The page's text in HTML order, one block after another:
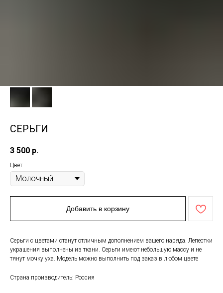
СЕРЬГИ
3 500 р.
Цвет
Добавить в корзину
Серьги с цветами станут отличным дополнением вашего наряда. Лепестки
украшения выполнены из ткани. Серьги имеют небольшую массу и не
тянут мочку уха. Модель можно выполнить под заказ в любом цвете
Страна производитель: Россия